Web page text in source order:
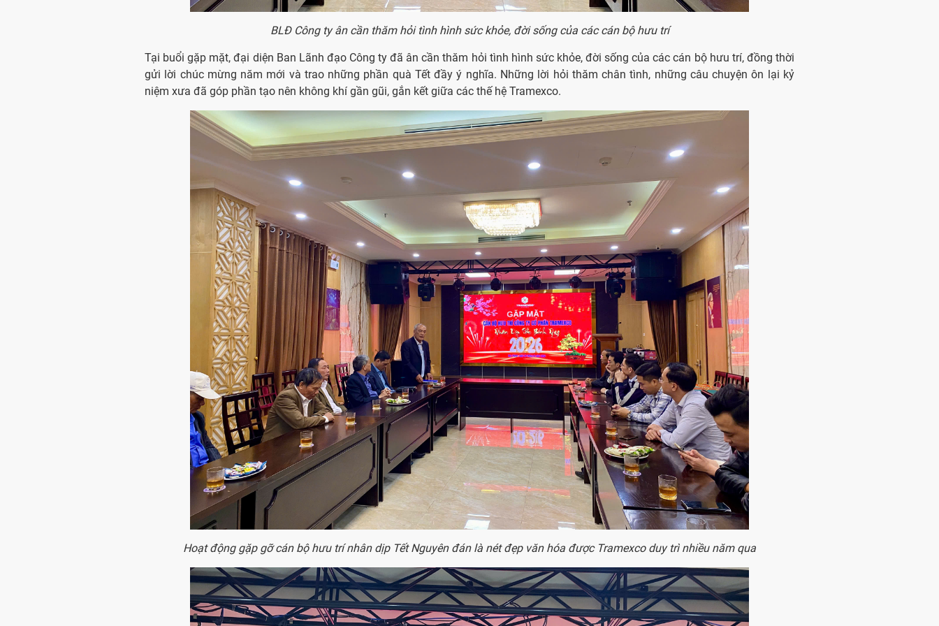
BLĐ Công ty ân cần thăm hỏi tình hình sức khỏe, đời sống của các cán bộ hưu trí
Tại buổi gặp mặt, đại diện Ban Lãnh đạo Công ty đã ân cần thăm hỏi tình hình sức khỏe, đời sống của các cán bộ hưu trí, đồng thời
gửi lời chúc mừng năm mới và trao những phần quà Tết đầy ý nghĩa. Những lời hỏi thăm chân tình, những câu chuyện ôn lại kỷ
niệm xưa đã góp phần tạo nên không khí gần gũi, gắn kết giữa các thế hệ Tramexco.
Hoạt động gặp gỡ cán bộ hưu trí nhân dịp Tết Nguyên đán là nét đẹp văn hóa được Tramexco duy trì nhiều năm qua